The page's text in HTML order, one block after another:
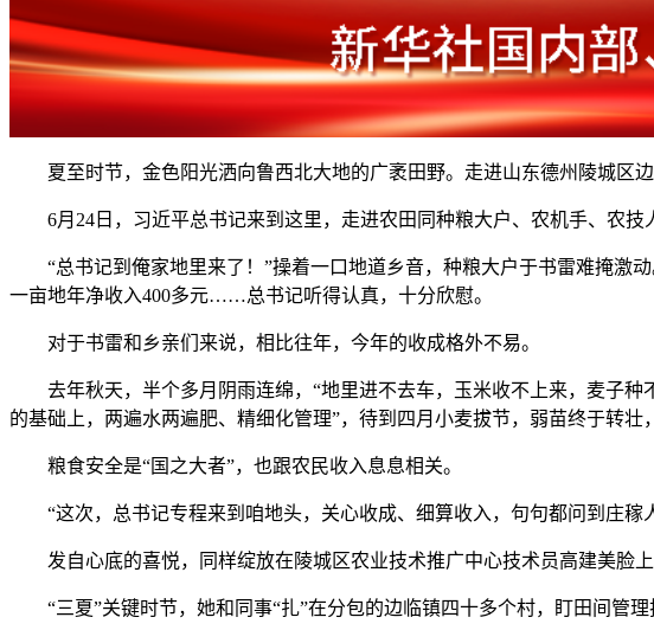
夏至时节，金色阳光洒向鲁西北大地的广袤田野。走进山东德州陵城区边
6月24日，习近平总书记来到这里，走进农田同种粮大户、农机手、农技
“总书记到俺家地里来了！”操着一口地道乡音，种粮大户于书雷难掩激动
一亩地年净收入400多元……总书记听得认真，十分欣慰。
对于书雷和乡亲们来说，相比往年，今年的收成格外不易。
去年秋天，半个多月阴雨连绵，“地里进不去车，玉米收不上来，麦子种
的基础上，两遍水两遍肥、精细化管理”，待到四月小麦拔节，弱苗终于转壮
粮食安全是“国之大者”，也跟农民收入息息相关。
“这次，总书记专程来到咱地头，关心收成、细算收入，句句都问到庄稼
发自心底的喜悦，同样绽放在陵城区农业技术推广中心技术员高建美脸上
“三夏”关键时节，她和同事“扎”在分包的边临镇四十多个村，盯田间管